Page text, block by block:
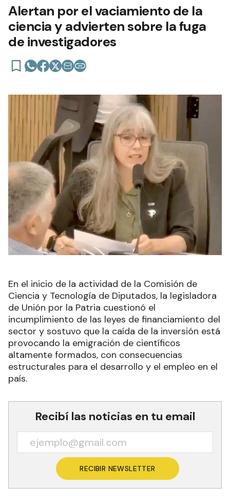
Alertan por el vaciamiento de la
ciencia y advierten sobre la fuga
de investigadores
En el inicio de la actividad de la Comisión de
Ciencia y Tecnología de Diputados, la legisladora
de Unión por la Patria cuestionó el
incumplimiento de las leyes de financiamiento del
sector y sostuvo que la caída de la inversión está
provocando la emigración de científicos
altamente formados, con consecuencias
estructurales para el desarrollo y el empleo en el
país.
Recibí las noticias en tu email
RECIBIR NEWSLETTER